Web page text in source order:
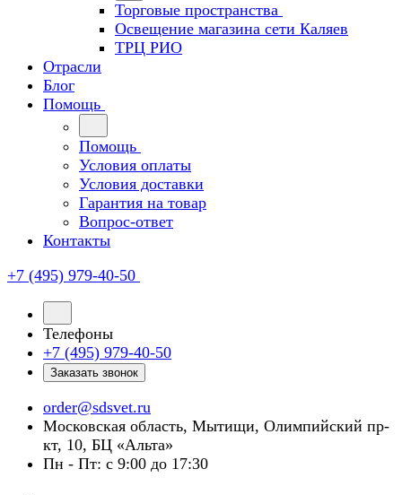
Торговые пространства
Освещение магазина сети Каляев
ТРЦ РИО
Отрасли
Блог
Помощь
Помощь
Условия оплаты
Условия доставки
Гарантия на товар
Вопрос-ответ
Контакты
+7 (495) 979-40-50
Телефоны
+7 (495) 979-40-50
Заказать звонок
order@sdsvet.ru
Московская область, Мытищи, Олимпийский пр-
кт, 10, БЦ «Альта»
Пн - Пт: с 9:00 до 17:30